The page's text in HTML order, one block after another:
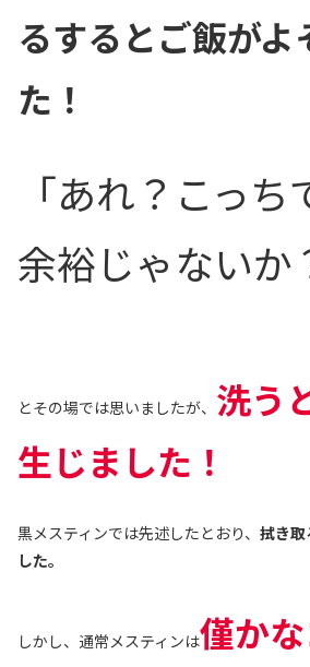
るするとご飯がよ
た！
「あれ？こっ
余裕じゃないか
とその場では思いましたが、 洗う
生じました！
黒メスティンでは先述したとおり、 拭き取
した。
しかし、通常メスティンは僅か